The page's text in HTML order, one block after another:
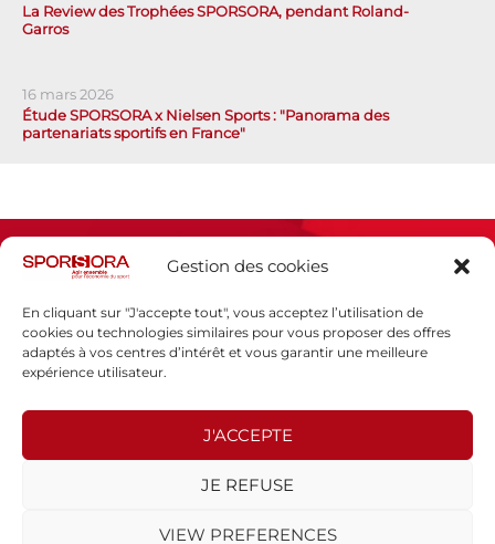
Gestion des cookies
En cliquant sur "J'accepte tout", vous acceptez l’utilisation de
cookies ou technologies similaires pour vous proposer des offres
adaptés à vos centres d’intérêt et vous garantir une meilleure
expérience utilisateur.
J'ACCEPTE
JE REFUSE
VIEW PREFERENCES
La Review des Trophées SPORSORA, pendant Roland-
Garros
16 mars 2026
Étude SPORSORA x Nielsen Sports : "Panorama des
partenariats sportifs en France"
Espace presse
Politique de confidentialité
SPORSORA
75015 PARIS